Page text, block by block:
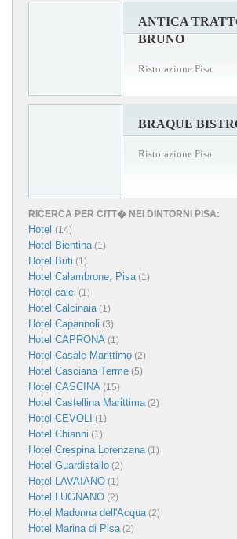
ANTICA
BRUNO
Ristorazione Pisa
BRAQUE
Ristorazione Pisa
RICERCA PER CITT� NEI DINTORNI PISA:
Hotel (14)
Hotel Bientina(1)
Hotel Buti (1)
Hotel Calambrone, Pisa(1)
Hotel calci (1)
Hotel Calcinaia(1)
Hotel Capannoli (3)
Hotel CAPRONA (1)
Hotel Casale Marittimo (2)
Hotel Casciana Terme (5)
Hotel CASCINA (15)
Hotel Castellina Marittima(2)
Hotel CEVOLI (1)
Hotel Chianni (1)
Hotel Crespina Lorenzana(1)
Hotel Guardistallo (2)
Hotel LAVAIANO (1)
Hotel LUGNANO (2)
Hotel Madonna dell'Acqua(2)
Hotel Marina di Pisa(2)